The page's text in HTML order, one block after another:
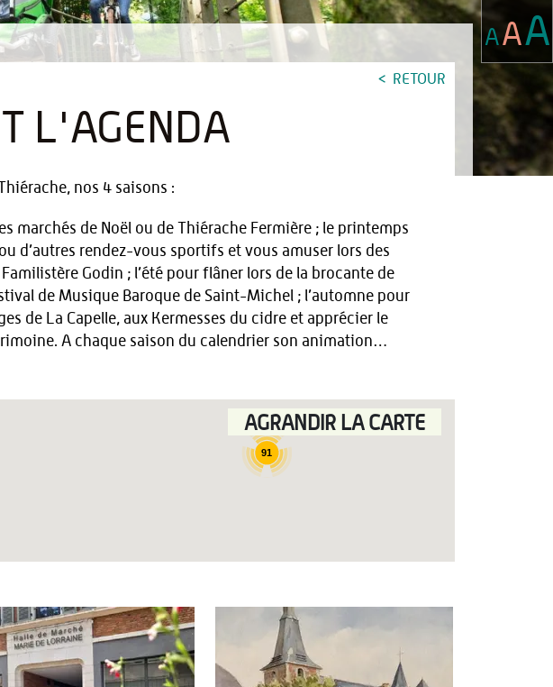
RETOUR
L'AGENDA
nos 4 saisons :
marchés de Noël ou de Thiérache Fermière ; le printemps
d’autres rendez-vous sportifs et vous amuser lors des
Godin ; l’été pour flâner lors de la brocante de
de Musique Baroque de Saint-Michel ; l’automne pour
de La Capelle, aux Kermesses du cidre et apprécier le
A chaque saison du calendrier son animation…
91
AGRANDIR LA CARTE
AAA